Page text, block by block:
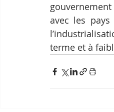
avec les
terme et à